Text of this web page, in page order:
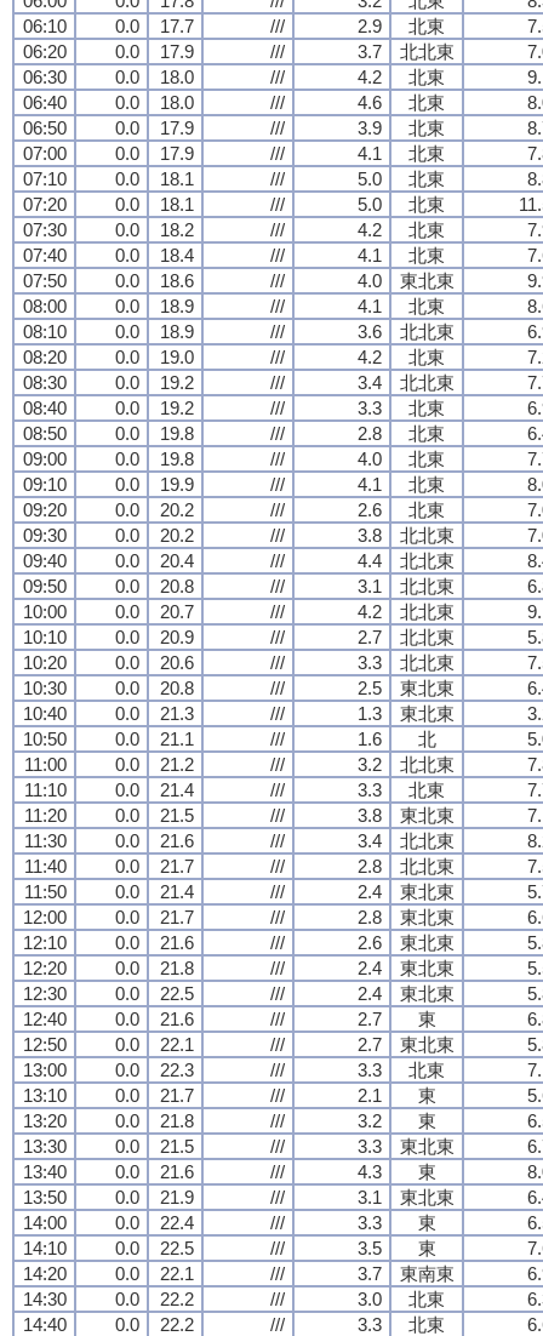
06:10
0.0 17.7 /// 2.9 北東
06:20
0.0 17.9 /// 3.7 北北東
06:30
0.0 18.0 /// 4.2 北東
06:40
0.0 18.0 /// 4.6 北東
06:50
0.0 17.9 /// 3.9 北東
07:00
0.0 17.9 /// 4.1 北東
07:10
0.0 18.1 /// 5.0 北東
07:20
0.0 18.1 /// 5.0 北東
07:30
0.0 18.2 /// 4.2 北東
07:40
0.0 18.4 /// 4.1 北東
07:50
0.0 18.6 /// 4.0 東北東
08:00
0.0 18.9 /// 4.1 北東
08:10
0.0 18.9 /// 3.6 北北東
08:20
0.0 19.0 /// 4.2 北東
08:30
0.0 19.2 /// 3.4 北北東
08:40
0.0 19.2 /// 3.3 北東
08:50
0.0 19.8 /// 2.8 北東
09:00
0.0 19.8 /// 4.0 北東
09:10
0.0 19.9 /// 4.1 北東
09:20
0.0 20.2 /// 2.6 北東
09:30
0.0 20.2 /// 3.8 北北東
09:40
0.0 20.4 /// 4.4 北北東
09:50
0.0 20.8 /// 3.1 北北東
10:00
0.0 20.7 /// 4.2 北北東
10:10
0.0 20.9 /// 2.7 北北東
10:20
0.0 20.6 /// 3.3 北北東
10:30
0.0 20.8 /// 2.5 東北東
10:40
0.0 21.3 /// 1.3 東北東
10:50
0.0 21.1 /// 1.6 北
11:00
0.0 21.2 /// 3.2 北北東
11:10
0.0 21.4 /// 3.3 北東
11:20
0.0 21.5 /// 3.8 東北東
11:30
0.0 21.6 /// 3.4 北北東
11:40
0.0 21.7 /// 2.8 北北東
11:50
0.0 21.4 /// 2.4 東北東
12:00
0.0 21.7 /// 2.8 東北東
12:10
0.0 21.6 /// 2.6 東北東
12:20
0.0 21.8 /// 2.4 東北東
12:30
0.0 22.5 /// 2.4 東北東
12:40
0.0 21.6 /// 2.7 東
12:50
0.0 22.1 /// 2.7 東北東
13:00
0.0 22.3 /// 3.3 北東
13:10
0.0 21.7 /// 2.1 東
13:20
0.0 21.8 /// 3.2 東
13:30
0.0 21.5 /// 3.3 東北東
13:40
0.0 21.6 /// 4.3 東
13:50
0.0 21.9 /// 3.1 東北東
14:00
0.0 22.4 /// 3.3 東
14:10
0.0 22.5 /// 3.5 東
14:20
0.0 22.1 /// 3.7 東南東
14:30
0.0 22.2 /// 3.0 北東
14:40
0.0 22.2 /// 3.3 北東